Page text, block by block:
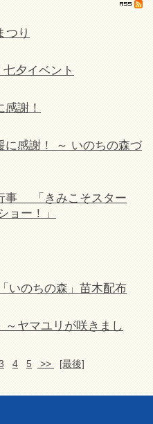
つり
夕イベント
感謝！
に感謝！ ～ いのちの森づ
事 「きみこそスター
ョー！」
いのちの森」苗木配布
～ヤマユリが咲きまし
4 5 >> [最後]